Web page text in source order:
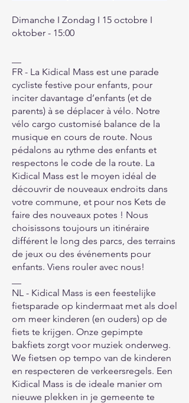
Dimanche I Zondag I 15 octobre I
oktober - 15:00
FR - La Kidical Mass est une parade
cycliste festive pour enfants, pour
inciter davantage d’enfants (et de
parents) à se déplacer à vélo. Notre
vélo cargo customisé balance de la
musique en cours de route. Nous
pédalons au rythme des enfants et
respectons le code de la route. La
Kidical Mass est le moyen idéal de
découvrir de nouveaux endroits dans
votre commune, et pour nos Kets de
faire des nouveaux potes ! Nous
choisissons toujours un itinéraire
différent le long des parcs, des terrains
de jeux ou des événements pour
enfants. Viens rouler avec nous!
NL - Kidical Mass is een feestelijke
fietsparade op kindermaat met als doel
om meer kinderen (en ouders) op de
fiets te krijgen. Onze gepimpte
bakfiets zorgt voor muziek onderweg.
We fietsen op tempo van de kinderen
en respecteren de verkeersregels. Een
Kidical Mass is de ideale manier om
nieuwe plekken in je gemeente te